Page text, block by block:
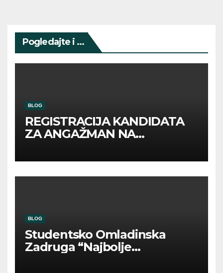
Pogledajte i ...
BLOG
REGISTRACIJA KANDIDATA
ZA ANGAŽMAN NA
BLOG
Studentsko Omladinska
Zadruga “Najbolje